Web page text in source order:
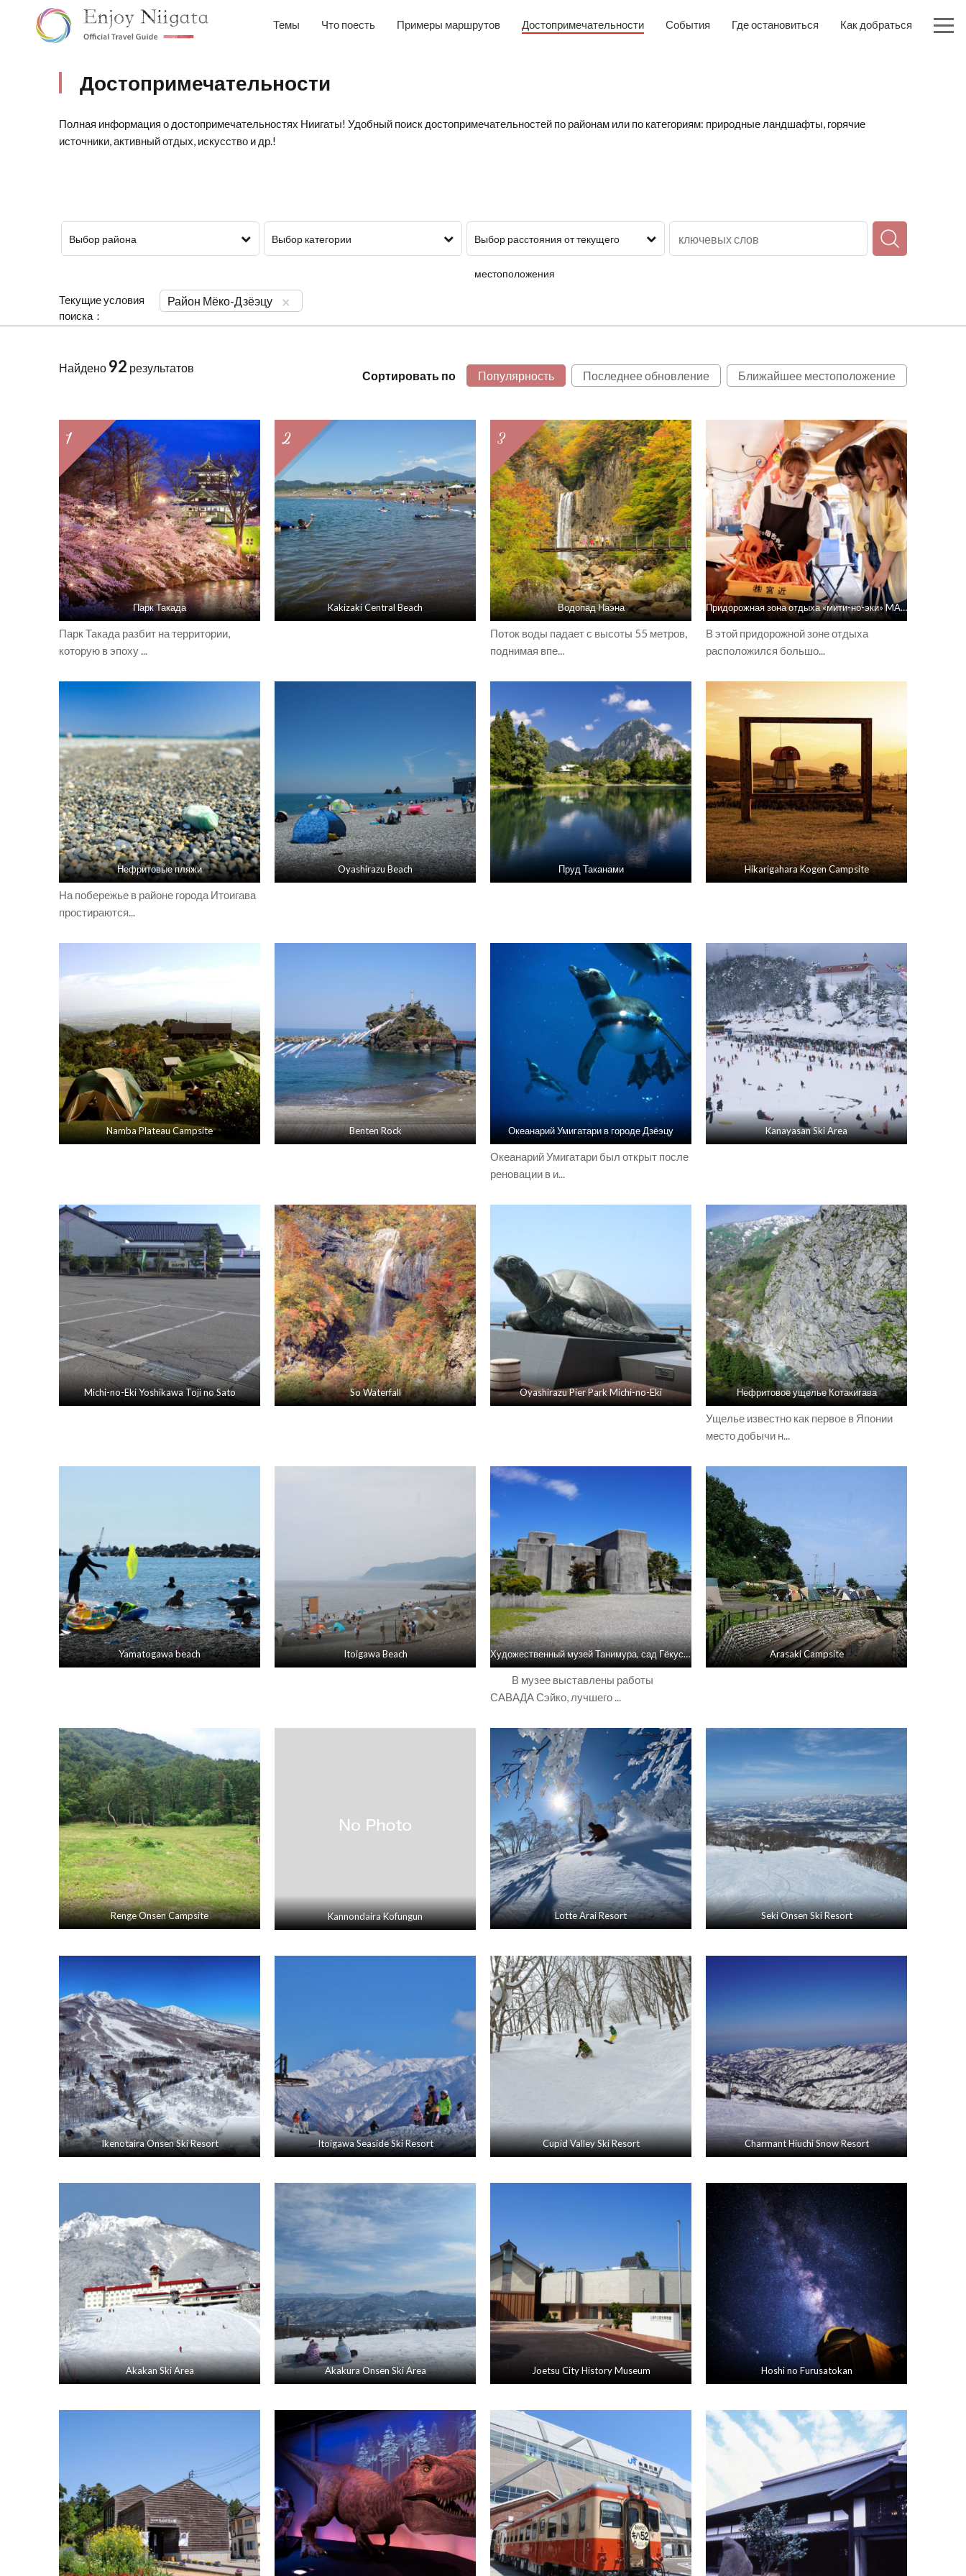
Темы Что поесть Примеры маршрутов Достопримечательности События Где остановиться Как добраться
Достопримечательности
Полная информация о достопримечательностях Ниигаты! Удобный поиск достопримечательностей по районам или по категориям: природные ландшафты, горячие
источники, активный отдых, искусство и др.!
Выбор района Выбор категории Выбор расстояния от текущего
местоположения
Текущие условия
поиска：
Район Мёко-Дзёэцу ×
Найдено 92 результатов
Сортировать по Популярность Последнее обновление Ближайшее местоположение
1
Парк Такада
Парк Такада разбит на территории,
которую в эпоху ...
2
Kakizaki Central Beach
3
Водопад Наэна
Поток воды падает с высоты 55 метров,
поднимая впе...
Придорожная зона отдыха «мити-но-эки» MARINE DREAM NOU
В этой придорожной зоне отдыха
расположился большо...
Нефритовые пляжи
На побережье в районе города Итоигава
простираются...
Oyashirazu Beach Пруд Таканами Hikarigahara Kogen Campsite
Namba Plateau Campsite Benten Rock Океанарий Умигатари в городе Дзёэцу
Океанарий Умигатари был открыт после
реновации в и...
Kanayasan Ski Area
Michi-no-Eki Yoshikawa Toji no Sato So Waterfall Oyashirazu Pier Park Michi-no-Eki Нефритовое ущелье Котакигава
Ущелье известно как первое в Японии
место добычи н...
Yamatogawa beach Itoigawa Beach Художественный музей Танимура, сад Гёкусуй-эн
В музее выставлены работы
САВАДА Сэйко, лучшего ...
Arasaki Campsite
Renge Onsen Campsite Kannondaira Kofungun Lotte Arai Resort Seki Onsen Ski Resort
Ikenotaira Onsen Ski Resort Itoigawa Seaside Ski Resort Cupid Valley Ski Resort Charmant Hiuchi Snow Resort
Akakan Ski Area Akakura Onsen Ski Area Joetsu City History Museum Hoshi no Furusatokan